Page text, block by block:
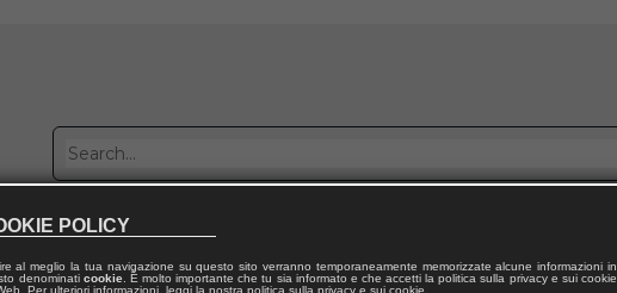
with us
POLICY
al meglio la tua navigazione su questo sito verranno temporaneamente memorizzate alcune informazioni in
denominati cookie. È molto importante che tu sia informato e che accetti la politica sulla privacy e sui cookie
Per ulteriori informazioni, leggi la nostra politica sulla privacy e sui cookie.